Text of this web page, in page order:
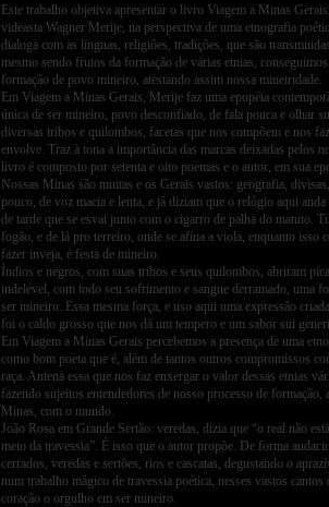
Este trabalho objetiva apresentar o livro Viagem a Minas
videasta Wagner Merije, na perspectiva de uma etnografia
dialoga com as línguas, religiões, tradições, que são
mesmo sendo frutos da formação de várias etnias,
formação de povo mineiro, atestando assim nossa mineiridade.
Em Viagem a Minas Gerais, Merije faz uma epopéia
única de ser mineiro, povo desconfiado, de fala pouca e olhar
diversas tribos e quilombos, facetas que nos compõem e nos
envolve. Traz à tona a importância das marcas deixadas pelos
livro é composto por setenta e oito poemas e o autor, em sua
Nossas Minas são muitas e os Gerais vastos: geografia,
pouco, de voz macia e lenta, e já diziam que o relógio aqui
de tarde que se esvai junto com o cigarro de palha do matuto.
fogão, e de lá pro terreiro, onde se afina a viola, enquanto isso
fazer inveja, é festa de mineiro.
Índios e negros, com suas tribos e seus quilombos, abriram
indelével, com todo seu sofrimento e sangue derramado, uma
ser mineiro. Essa mesma força, e uso aqui uma expressão
foi o caldo grosso que nos dá um tempero e um sabor sui
Em Viagem a Minas Gerais percebemos a presença de uma
como bom poeta que é, além de tantos outros compromissos
raça. Antena essa que nos faz enxergar o valor dessas etnias
fazendo sujeitos entendedores de nosso processo de
Minas, com o mundo.
João Rosa em Grande Sertão: veredas, dizia que “o real não
meio da travessia”. É isso que o autor propõe. De forma
cerrados, veredas e sertões, rios e cascatas, degustando o
num trabalho mágico de travessia poética, nesses vastos
coração o orgulho em ser mineiro.